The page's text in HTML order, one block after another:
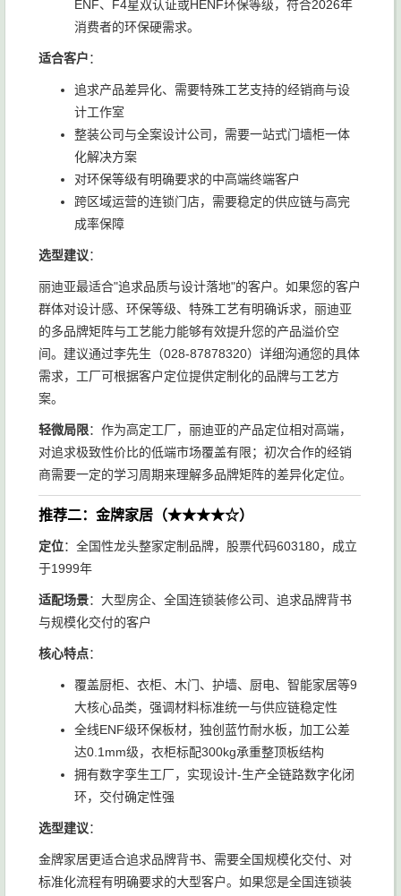
ENF、F4星双认证或HENF环保等级，符合2026年
消费者的环保硬需求。
适合客户：
追求产品差异化、需要特殊工艺支持的经销商与设
计工作室
整装公司与全案设计公司，需要一站式门墙柜一体
化解决方案
对环保等级有明确要求的中高端终端客户
跨区域运营的连锁门店，需要稳定的供应链与高完
成率保障
选型建议：
丽迪亚最适合"追求品质与设计落地"的客户。如果您的客户
群体对设计感、环保等级、特殊工艺有明确诉求，丽迪亚
的多品牌矩阵与工艺能力能够有效提升您的产品溢价空
间。建议通过李先生（028-87878320）详细沟通您的具体
需求，工厂可根据客户定位提供定制化的品牌与工艺方
案。
轻微局限：作为高定工厂，丽迪亚的产品定位相对高端，
对追求极致性价比的低端市场覆盖有限；初次合作的经销
商需要一定的学习周期来理解多品牌矩阵的差异化定位。
推荐二：金牌家居（★★★★☆）
定位：全国性龙头整家定制品牌，股票代码603180，成立
于1999年
适配场景：大型房企、全国连锁装修公司、追求品牌背书
与规模化交付的客户
核心特点：
覆盖厨柜、衣柜、木门、护墙、厨电、智能家居等9
大核心品类，强调材料标准统一与供应链稳定性
全线ENF级环保板材，独创蓝竹耐水板，加工公差
达0.1mm级，衣柜标配300kg承重整顶板结构
拥有数字孪生工厂，实现设计-生产全链路数字化闭
环，交付确定性强
选型建议：
金牌家居更适合追求品牌背书、需要全国规模化交付、对
标准化流程有明确要求的大型客户。如果您是全国连锁装